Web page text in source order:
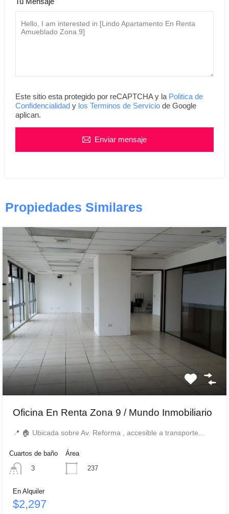
Este sitio esta protegido por reCAPTCHA y la Politica de
Confidencialidad y los Terminos de Servicio de Google
aplican.
Enviar mensaje
Propiedades Similares
Oficina En Renta Zona 9 / Mundo Inmobiliario
📍 🏠 Ubicada sobre Av. Reforma , accesible a transporte…
Cuartos de baño
3
Área
237
En Alquiler
$2,297